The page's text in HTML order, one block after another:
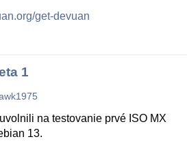
get-devuan
1
na testovanie prvé ISO MX
13.